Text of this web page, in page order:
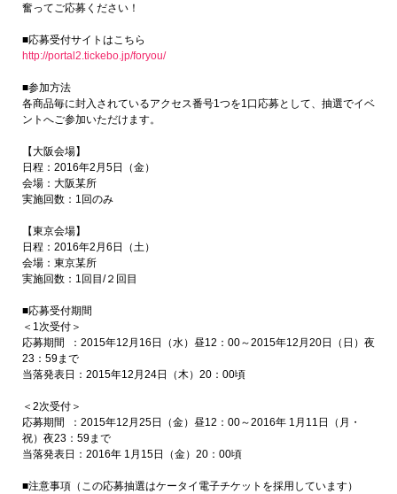
奮ってご応募ください！
■応募受付サイトはこちら
http://portal2.tickebo.jp/foryou/
■参加方法
各商品毎に封入されているアクセス番号1つを1口応募として、抽選でイベ
ントへご参加いただけます。
【大阪会場】
日程：2016年2月5日（金）
会場：大阪某所
実施回数：1回のみ
【東京会場】
日程：2016年2月6日（土）
会場：東京某所
実施回数：1回目/２回目
■応募受付期間
＜1次受付＞
応募期間 ：2015年12月16日（水）昼12：00～2015年12月20日（日）夜
23：59まで
当落発表日：2015年12月24日（木）20：00頃
＜2次受付＞
応募期間 ：2015年12月25日（金）昼12：00～2016年 1月11日（月・
祝）夜23：59まで
当落発表日：2016年 1月15日（金）20：00頃
■注意事項（この応募抽選はケータイ電子チケットを採用しています）